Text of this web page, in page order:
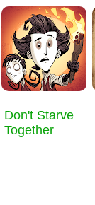
Don't Starve
Together